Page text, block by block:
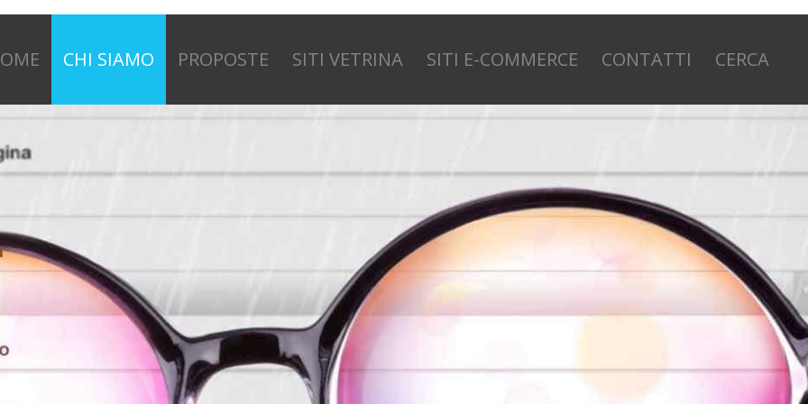
CHI SIAMO PROPOSTE SITI VETRINA SITI E-COMMERCE CONTATTI CERCA